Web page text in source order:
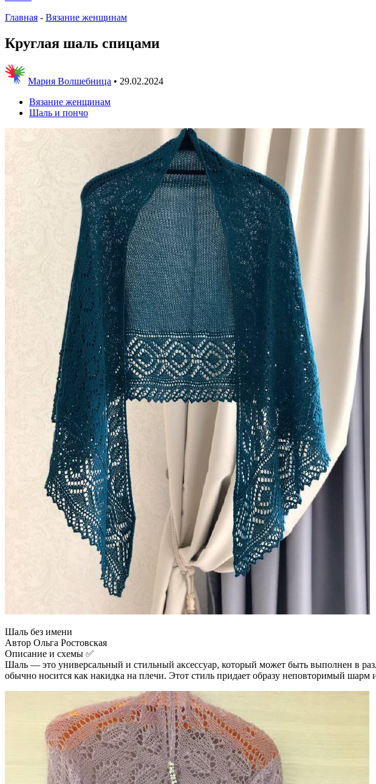
Главная - Вязание женщинам
Круглая шаль спицами
Мария Волшебница • 29.02.2024
Вязание женщинам
Шаль и пончо
Шаль без имени
Автор Ольга Ростовская
Описание и схемы ✅
Шаль — это универсальный и стильный аксессуар, который может быть выполнен в
обычно носится как накидка на плечи. Этот стиль придает образу неповторимый шарм